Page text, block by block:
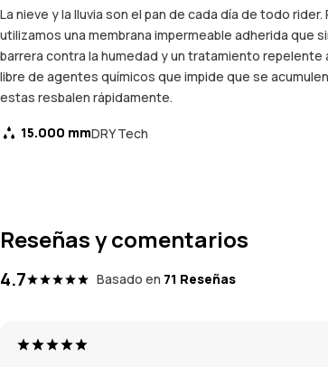
La nieve y la lluvia son el pan de cada día de todo rider.
utilizamos una membrana impermeable adherida que
barrera contra la humedad y un tratamiento repelente
libre de agentes químicos que impide que se
estas resbalen rápidamente.
15.000 mmDRY Tech
Reseñas y comentarios
4.7 Basado en 71 Reseñas